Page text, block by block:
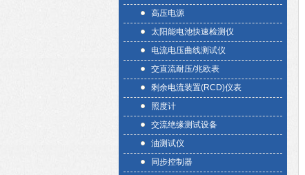
高压电源
太阳能电池快速检测仪
电流电压曲线测试仪
交直流耐压/兆欧表
剩余电流装置(RCD)仪表
照度计
交流绝缘测试设备
油测试仪
同步控制器